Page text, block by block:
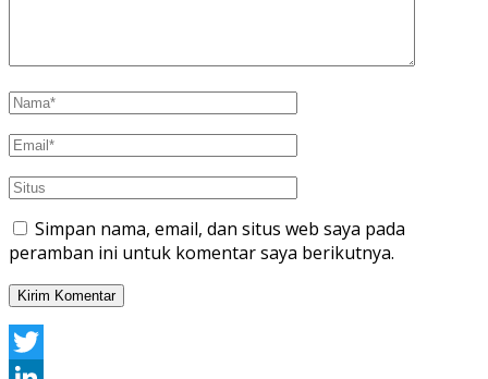
Simpan nama, email, dan situs web saya pada
peramban ini untuk komentar saya berikutnya.